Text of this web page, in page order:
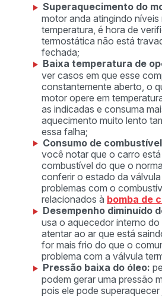
Superaquecimento do
motor anda atingindo níveis
temperatura, é hora de
termostática não está
fechada;
Baixa temperatura de
ver casos em que esse
constantemente aberto, o
motor opere em
as indicadas e consuma
aquecimento muito lento
essa falha;
Consumo de
você notar que o carro
combustível do que o
conferir o estado da
problemas com o
relacionados à bomba de
Desempenho diminuído
usa o aquecedor interno
atentar ao ar que está
for mais frio do que o
problema com a válvula
Pressão baixa do óleo:
podem gerar uma pressão
pois ele pode